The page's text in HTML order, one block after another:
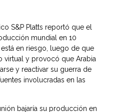
S&P Platts reportó que el
mundial en 10
en riesgo, luego de que
virtual y provocó que Arabia
y reactivar su guerra de
involucradas en las
bajaría su producción en